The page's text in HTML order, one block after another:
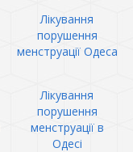
Лікування
порушення
менструації Одеса
Лікування
порушення
менструації в
Одесі